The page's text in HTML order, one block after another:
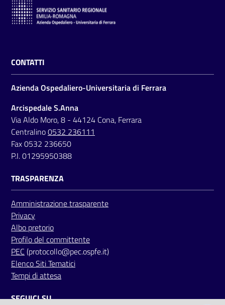
CONTATTI
Azienda Ospedaliero-Universitaria di Ferrara
Arcispedale S.Anna
Via Aldo Moro, 8 - 44124 Cona, Ferrara
Centralino0532 236111
Fax 0532 236650
P.I. 01295950388
TRASPARENZA
Amministrazione trasparente
Privacy
Albo pretorio
Profilo del committente
PEC (protocollo@pec.ospfe.it)
Elenco Siti Tematici
Tempi di attesa
SEGUICI SU